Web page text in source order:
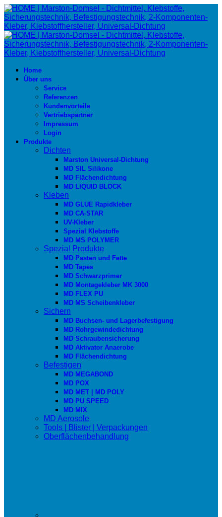
Home
Über uns
Service
Referenzen
Kundenvorteile
Vertriebspartner
Impressum
Login
Produkte
Dichten
Marston Universal-Dichtung
MD SIL Silikone
MD Flächendichtung
MD LIQUID BLOCK
Kleben
MD GLUE Rapidkleber
MD CA-STAR
UV-Kleber
Spezial Klebstoffe
MD MS POLYMER
Spezial Produkte
MD Pasten und Fette
MD Tapes
MD Schwarzprimer
MD Montagekleber MK 3000
MD FLEX PU
MD MS Scheibenkleber
Sichern
MD Buchsen- und Lagerbefestigung
MD Rohrgewindedichtung
MD Schraubensicherung
MD Aktivator Anaerobe
MD Flächendichtung
Befestigen
MD MEGABOND
MD POX
MD MET | MD POLY
MD PU SPEED
MD MIX
MD Aerosole
Tools | Blister | Verpackungen
Oberflächenbehandlung